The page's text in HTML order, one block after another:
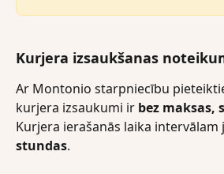
Kurjera izsaukšanas
Ar Montonio starpniecību
kurjera izsaukumi ir bez maksas,
Kurjera ierašanās laika intervālam
stundas.